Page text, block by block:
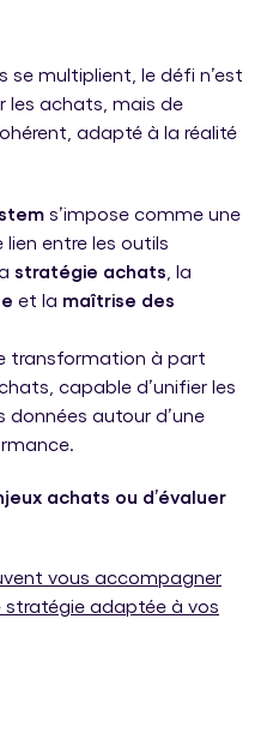
se multiplient, le défi n’est
les achats, mais de
adapté à la réalité
s’impose comme une
lien entre les outils
stratégie achats , la
et la maîtrise des
transformation à part
capable d’unifier les
données autour d’une
achats ou d’évaluer
vous accompagner
stratégie adaptée à vos